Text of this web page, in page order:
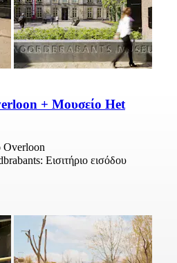
+ Μουσείο Het
Overloon
Εισιτήριο εισόδου